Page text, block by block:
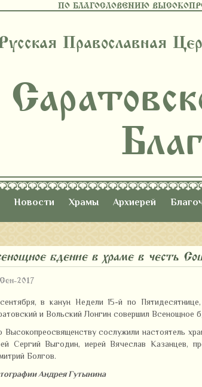
ПО БЛАГОСЛОВЕНИЮ
Православная
Новости Храмы Архиерей
бдение в храме в честь
2017
в канун Недели 15-й по
и Вольский Лонгин совершил Всенощное
Высокопреосвященству сослужили настоятель
Сергий Выгодин, иерей Вячеслав Казанцев,
Болгов.
Андрея Гутынина